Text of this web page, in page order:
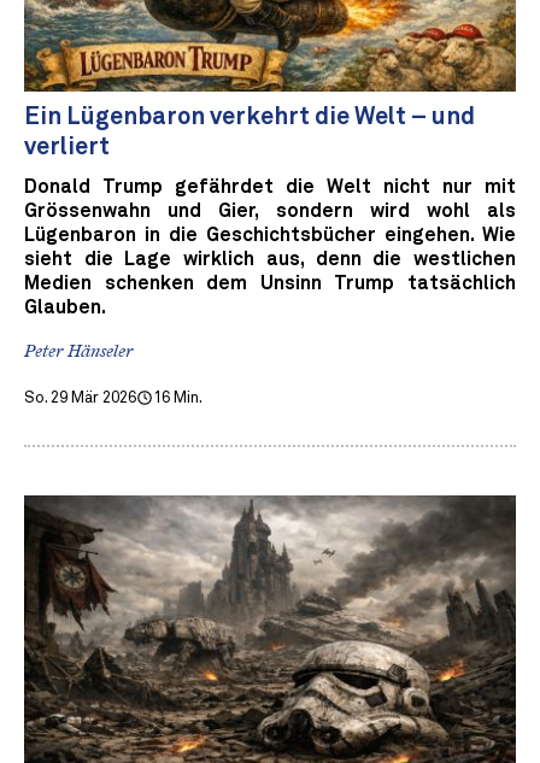
Ein Lügenbaron verkehrt die Welt – und
verliert
Donald Trump gefährdet die Welt nicht nur mit
Grössenwahn und Gier, sondern wird wohl als
Lügenbaron in die Geschichtsbücher eingehen. Wie
sieht die Lage wirklich aus, denn die westlichen
Medien schenken dem Unsinn Trump tatsächlich
Glauben.
Peter Hänseler
So. 29 Mär 2026 16 Min.